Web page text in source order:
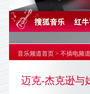
音乐频道首页 > 不插电频道
迈克-杰克逊与